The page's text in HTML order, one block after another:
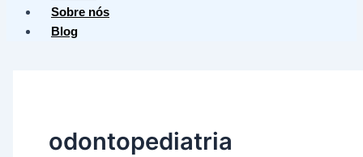
Sobre nós
Blog
odontopediatria